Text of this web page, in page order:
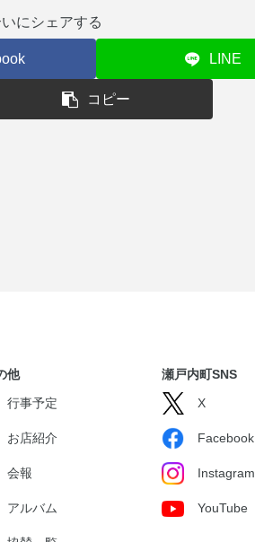
にシェアする
LINE
コピー
他
行事予定
お店紹介
会報
アルバム
瀬戸内町SNS
X
Facebook
Instagram
YouTube